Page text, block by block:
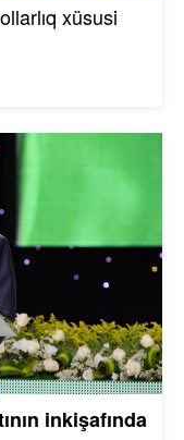
xüsusi
inkişafında